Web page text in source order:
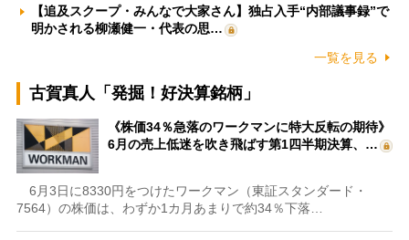
【追及スクープ・みんなで大家さん】独占入手“内部議事録”で
明かされる柳瀬健一・代表の思…
一覧を見る
古賀真人「発掘！好決算銘柄」
《株価34％急落のワークマンに特大反転の期待》
6月の売上低迷を吹き飛ばす第1四半期決算、…
6月3日に8330円をつけたワークマン（東証スタンダード・
7564）の株価は、わずか1カ月あまりで約34％下落…